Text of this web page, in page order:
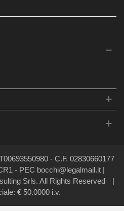
- C.F. 02830660177
- PEC bocchi@legalmail.it |
Srls. All Rights Reserved
|
€ 50.0000 i.v.